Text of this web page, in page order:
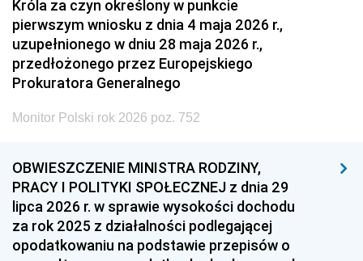
Króla za czyn określony w punkcie
pierwszym wniosku z dnia 4 maja 2026 r.,
uzupełnionego w dniu 28 maja 2026 r.,
przedłożonego przez Europejskiego
Prokuratora Generalnego
Monitor Polski rok 2026 poz. 752
OBWIESZCZENIE MINISTRA RODZINY,
PRACY I POLITYKI SPOŁECZNEJ z dnia 29
lipca 2026 r. w sprawie wysokości dochodu
za rok 2025 z działalności podlegającej
opodatkowaniu na podstawie przepisów o